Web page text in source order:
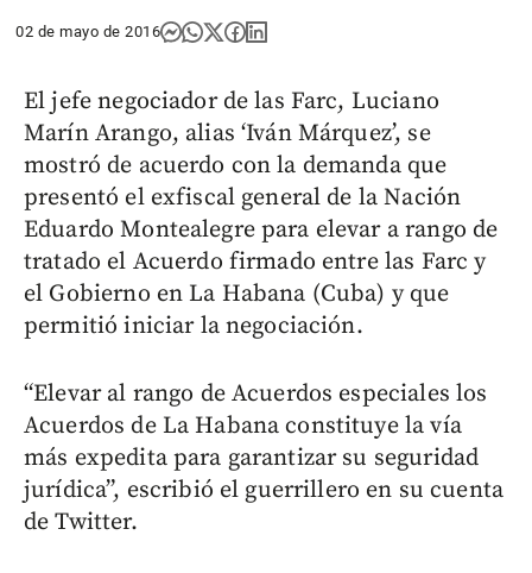
02 de mayo de 2016
El jefe negociador de las Farc, Luciano
Marín Arango, alias ‘Iván Márquez’, se
mostró de acuerdo con la demanda que
presentó el exfiscal general de la Nación
Eduardo Montealegre para elevar a rango de
tratado el Acuerdo firmado entre las Farc y
el Gobierno en La Habana (Cuba) y que
permitió iniciar la negociación.
“Elevar al rango de Acuerdos especiales los
Acuerdos de La Habana constituye la vía
más expedita para garantizar su seguridad
jurídica”, escribió el guerrillero en su cuenta
de Twitter.